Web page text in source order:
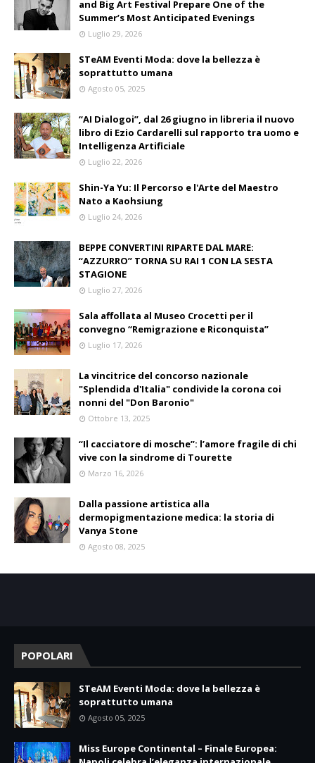
and Big Art Festival Prepare One of the
Summer’s Most Anticipated Evenings
Luglio 29, 2026
STeAM Eventi Moda: dove la bellezza è
soprattutto umana
Agosto 05, 2025
“AI Dialogoi”, dal 26 giugno in libreria il nuovo
libro di Ezio Cardarelli sul rapporto tra uomo e
Intelligenza Artificiale
Luglio 22, 2026
Shin-Ya Yu: Il Percorso e l'Arte del Maestro
Nato a Kaohsiung
Luglio 24, 2026
BEPPE CONVERTINI RIPARTE DAL MARE:
“AZZURRO” TORNA SU RAI 1 CON LA SESTA
STAGIONE
Luglio 27, 2026
Sala affollata al Museo Crocetti per il
convegno “Remigrazione e Riconquista”
Luglio 17, 2026
La vincitrice del concorso nazionale
"Splendida d'Italia" condivide la corona coi
nonni del "Don Baronio"
Ottobre 13, 2025
“Il cacciatore di mosche”: l’amore fragile di chi
vive con la sindrome di Tourette
Marzo 16, 2026
Dalla passione artistica alla
dermopigmentazione medica: la storia di
Vanya Stone
Agosto 08, 2025
POPOLARI
STeAM Eventi Moda: dove la bellezza è
soprattutto umana
Agosto 05, 2025
Miss Europe Continental – Finale Europea: